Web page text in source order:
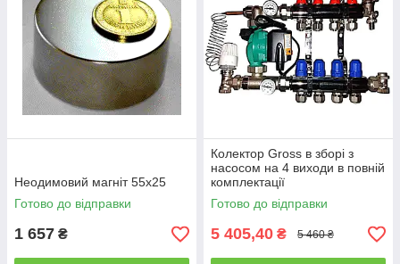
Неодимовий магніт 55х25
Готово до відправки
1 657 ₴
Колектор Gross в зборі з
насосом на 4 виходи в повній
комплектації
Готово до відправки
5 405,40 ₴ 5 460 ₴